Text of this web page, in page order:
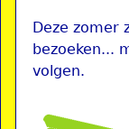
Deze zomer
bezoeken...
volgen.